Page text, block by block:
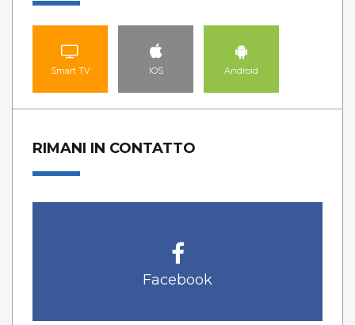
Smart TV IOS Android
RIMANI IN CONTATTO
Facebook